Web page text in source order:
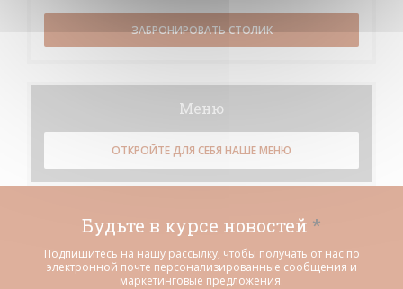
ЗАБРОНИРОВАТЬ СТОЛИК
Меню
ОТКРОЙТЕ ДЛЯ СЕБЯ НАШЕ МЕНЮ
Будьте в курсе новостей *
Подпишитесь на нашу рассылку, чтобы получать от нас по
электронной почте персонализированные сообщения и
маркетинговые предложения.